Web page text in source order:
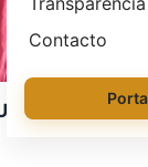
Contacto
2026